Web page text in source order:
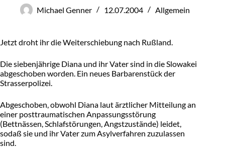
Michael Genner 12.07.2004 Allgemein
Jetzt droht ihr die Weiterschiebung nach Rußland.
Die siebenjährige Diana und ihr Vater sind in die Slowakei
abgeschoben worden. Ein neues Barbarenstück der
Strasserpolizei.
Abgeschoben, obwohl Diana laut ärztlicher Mitteilung an
einer posttraumatischen Anpassungsstörung
(Bettnässen, Schlafstörungen, Angstzustände) leidet,
sodaß sie und ihr Vater zum Asylverfahren zuzulassen
sind.